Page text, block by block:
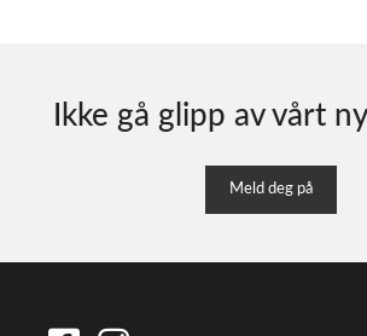
Ikke gå glipp av vårt
Meld deg på